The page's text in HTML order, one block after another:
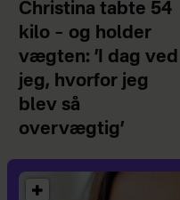
Christina tabte 54
kilo – og holder
vægten: ’I dag ved
jeg, hvorfor jeg
blev så
overvægtig’